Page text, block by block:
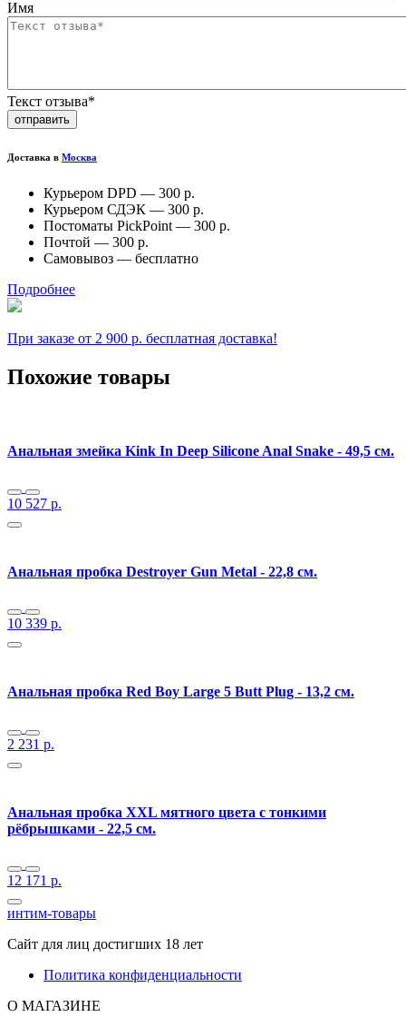
Имя
Текст отзыва*
отправить
Доставка в Москва
Курьером DPD — 300 р.
Курьером СДЭК — 300 р.
Постоматы PickPoint — 300 р.
Почтой — 300 р.
Самовывоз — бесплатно
Подробнее
При заказе от 2 900 р. бесплатная доставка!
Похожие товары
Анальная змейка Kink In Deep Silicone Anal Snake - 49,5 см.
10 527 р.
Анальная пробка Destroyer Gun Metal - 22,8 см.
10 339 р.
Анальная пробка Red Boy Large 5 Butt Plug - 13,2 см.
2 231 р.
Анальная пробка XXL мятного цвета с тонкими
рёбрышками - 22,5 см.
12 171 р.
интим-товары
Сайт для лиц достигших 18 лет
Политика конфиденциальности
О МАГАЗИНЕ